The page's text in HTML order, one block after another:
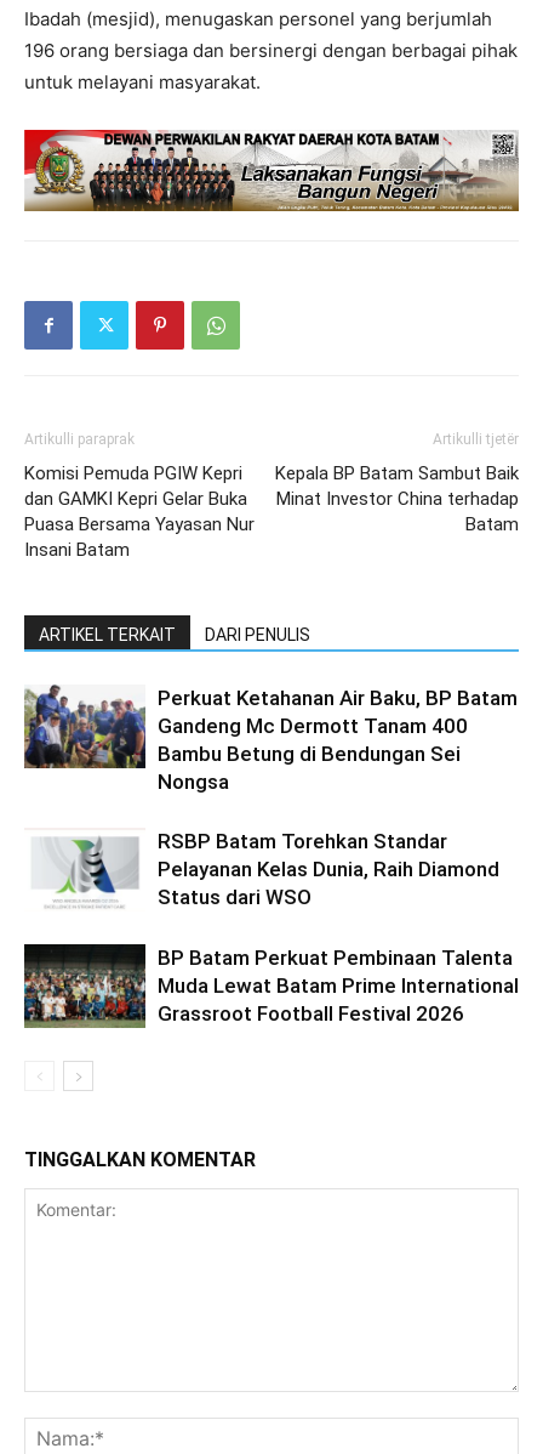
Ibadah (mesjid), menugaskan personel yang berjumlah
196 orang bersiaga dan bersinergi dengan berbagai pihak
untuk melayani masyarakat.
Artikulli paraprak
Komisi Pemuda PGIW Kepri
dan GAMKI Kepri Gelar Buka
Puasa Bersama Yayasan Nur
Insani Batam
Artikulli tjetër
Kepala BP Batam Sambut Baik
Minat Investor China terhadap
Batam
ARTIKEL TERKAIT DARI PENULIS
Perkuat Ketahanan Air Baku, BP Batam
Gandeng Mc Dermott Tanam 400
Bambu Betung di Bendungan Sei
Nongsa
RSBP Batam Torehkan Standar
Pelayanan Kelas Dunia, Raih Diamond
Status dari WSO
BP Batam Perkuat Pembinaan Talenta
Muda Lewat Batam Prime International
Grassroot Football Festival 2026
TINGGALKAN KOMENTAR